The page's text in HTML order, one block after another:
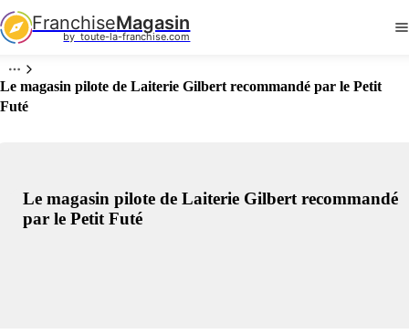
FranchiseMagasin
by  toute-la-franchise.com
Le magasin pilote de Laiterie Gilbert recommandé par le Petit
Futé
Le magasin pilote de Laiterie Gilbert recommandé
par le Petit Futé